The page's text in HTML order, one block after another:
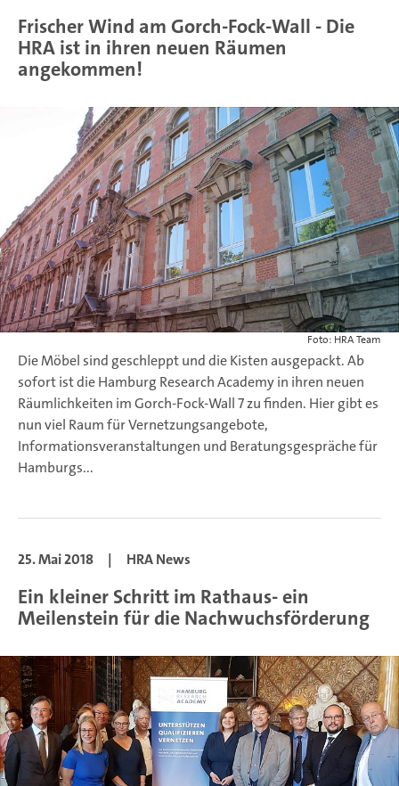
Frischer Wind am Gorch-Fock-Wall - Die
HRA ist in ihren neuen Räumen
angekommen!
Foto: HRA Team
Die Möbel sind geschleppt und die Kisten ausgepackt. Ab
sofort ist die Hamburg Research Academy in ihren neuen
Räumlichkeiten im Gorch-Fock-Wall 7 zu finden. Hier gibt es
nun viel Raum für Vernetzungsangebote,
Informationsveranstaltungen und Beratungsgespräche für
Hamburgs...
25. Mai 2018 | HRA News
Ein kleiner Schritt im Rathaus- ein
Meilenstein für die Nachwuchsförderung